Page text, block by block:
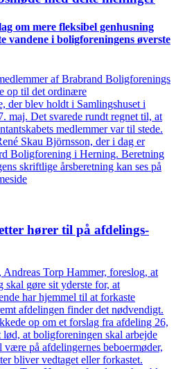
om mere fleksibel genhusning
vandene i bolig­foreningens øverste
af Brabrand Boligforenings
op til det ordinære
der blev holdt i Samlingshuset i
maj. Det svarede rundt regnet til, at
medlemmer var til stede.
Skau Björnsson, der i dag er
Boligforening i Herning. Beretning
skriftlige årsberetning kan ses på
hører til på afdelings­
Torp Hammer, foreslog, at
gøre sit yderste for, at
har hjemmel til at forkaste
afdelingen finder det nødvendigt.
op om et forslag fra afdeling 26,
at boligforeningen skal arbejde
være på afdelingernes beboermøder,
bliver vedtaget eller forkastet.